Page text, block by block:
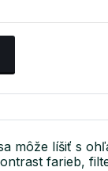
môže líšiť s
farieb,